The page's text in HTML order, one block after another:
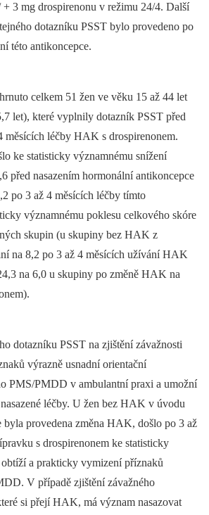
3 mg drospirenonu v režimu 24/4. Další
dotazníku PSST bylo provedeno po
této antikoncepce.
celkem 51 žen ve věku 15 až 44 let
let), které vyplnily dotazník PSST před
měsících léčby HAK s drospirenonem.
ke statisticky významnému snížení
před nasazením hormonální antikoncepce
po 3 až 4 měsících léčby tímto
významnému poklesu celkového skóre
skupin (u skupiny bez HAK z
na 8,2 po 3 až 4 měsících užívání HAK
na 6,0 u skupiny po změně HAK na
dotazníku PSST na zjištění závažnosti
výrazně usnadní orientační
PMS/PMDD v ambulantní praxi a umožní
léčby. U žen bez HAK v úvodu
byla provedena změna HAK, došlo po 3 až
s drospirenonem ke statisticky
a prakticky vymizení příznaků
V případě zjištění závažného
si přejí HAK, má význam nasazovat